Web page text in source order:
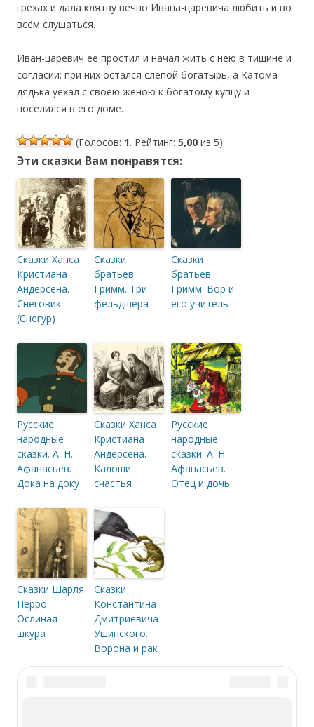
грехах и дала клятву вечно Ивана-царевича любить и во
всём слушаться.
Иван-царевич её простил и начал жить с нею в тишине и
согласии; при них остался слепой богатырь, а Катома-
дядька уехал с своею женою к богатому купцу и
поселился в его доме.
(Голосов: 1. Рейтинг: 5,00 из 5)
Эти сказки Вам понравятся:
Сказки Ханса
Кристиана
Андерсена.
Снеговик
(Снегур)
Сказки
братьев
Гримм. Три
фельдшера
Сказки
братьев
Гримм. Вор и
его учитель
Русские
народные
сказки. А. Н.
Афанасьев.
Дока на доку
Сказки Ханса
Кристиана
Андерсена.
Калоши
счастья
Русские
народные
сказки. А. Н.
Афанасьев.
Отец и дочь
Сказки Шарля
Перро.
Ослиная
шкура
Сказки
Константина
Дмитриевича
Ушинского.
Ворона и рак
-->